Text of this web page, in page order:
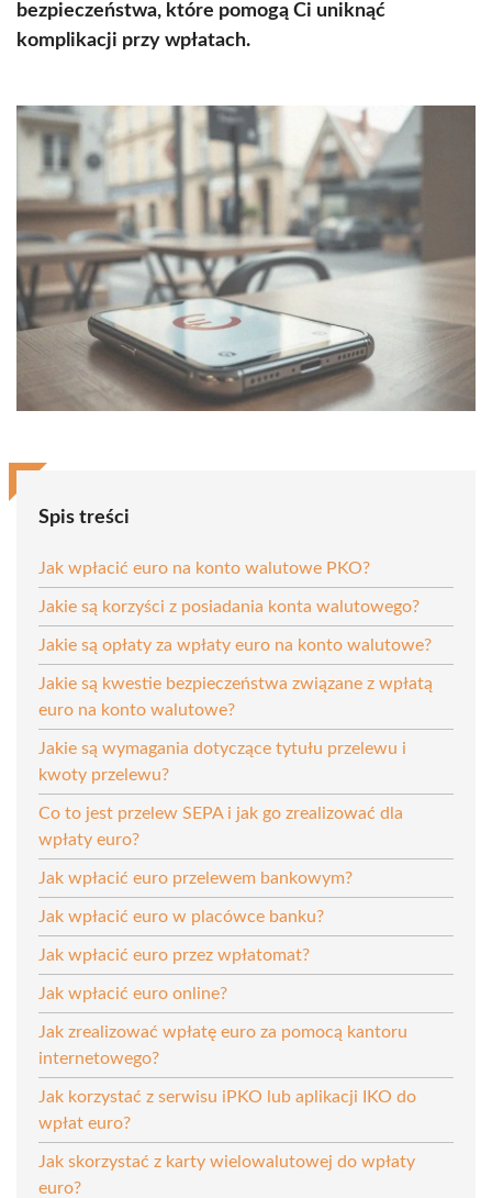
bezpieczeństwa, które pomogą Ci uniknąć
komplikacji przy wpłatach.
Spis treści
Jak wpłacić euro na konto walutowe PKO?
Jakie są korzyści z posiadania konta walutowego?
Jakie są opłaty za wpłaty euro na konto walutowe?
Jakie są kwestie bezpieczeństwa związane z wpłatą
euro na konto walutowe?
Jakie są wymagania dotyczące tytułu przelewu i
kwoty przelewu?
Co to jest przelew SEPA i jak go zrealizować dla
wpłaty euro?
Jak wpłacić euro przelewem bankowym?
Jak wpłacić euro w placówce banku?
Jak wpłacić euro przez wpłatomat?
Jak wpłacić euro online?
Jak zrealizować wpłatę euro za pomocą kantoru
internetowego?
Jak korzystać z serwisu iPKO lub aplikacji IKO do
wpłat euro?
Jak skorzystać z karty wielowalutowej do wpłaty
euro?